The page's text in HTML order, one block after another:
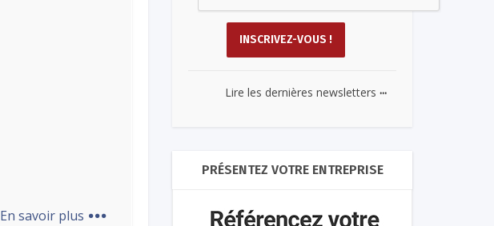
En savoir plus ...
Lire les dernières newsletters ...
PRÉSENTEZ VOTRE ENTREPRISE